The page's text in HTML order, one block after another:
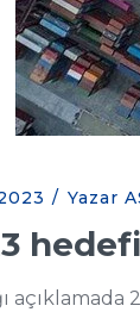
/ Yazar